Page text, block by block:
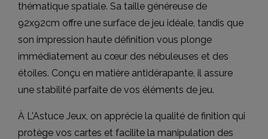
thématique spatiale. Sa taille généreuse de
92x92cm offre une surface de jeu idéale, tandis que
son impression haute définition vous plonge
immédiatement au cœur des nébuleuses et des
étoiles. Conçu en matière antidérapante, il assure
une stabilité parfaite de vos éléments de jeu.
À L'Astuce Jeux, on apprécie la qualité de finition qui
protège vos cartes et facilite la manipulation des